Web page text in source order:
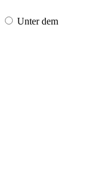
Unter dem